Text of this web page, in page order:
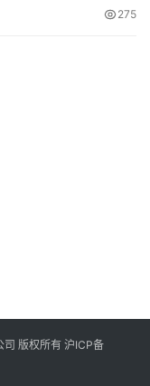
275
版权所有 沪ICP备